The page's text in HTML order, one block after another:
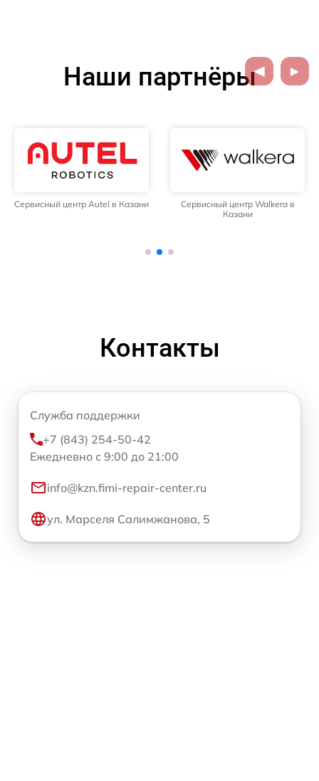
Наши партнёры
Сервисный центр Autel в Казани
Сервисный центр Walkera в
Казани
Контакты
Служба поддержки
+7 (843) 254-50-42
Ежедневно с 9:00 до 21:00
info@kzn.fimi-repair-center.ru
ул. Марселя Салимжанова, 5